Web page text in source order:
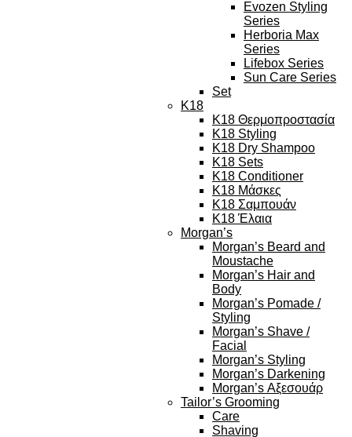
Evozen Styling
Series
Herboria Max
Series
Lifebox Series
Sun Care Series
Set
K18
K18 Θερμοπροστασία
K18 Styling
K18 Dry Shampoo
K18 Sets
K18 Conditioner
K18 Μάσκες
K18 Σαμπουάν
K18 Έλαια
Morgan’s
Morgan’s Beard and
Moustache
Morgan’s Hair and
Body
Morgan’s Pomade /
Styling
Morgan’s Shave /
Facial
Morgan’s Styling
Morgan’s Darkening
Morgan’s Αξεσουάρ
Tailor’s Grooming
Care
Shaving